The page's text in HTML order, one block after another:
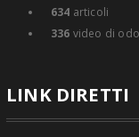
634 articoli
336 video di
LINK DIRETTI